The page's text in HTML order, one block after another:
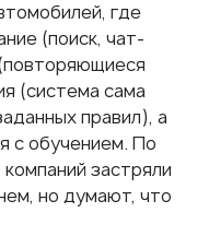
где
(поиск, чат-
(система сама
правил), а
с обучением. По
застряли
но думают, что